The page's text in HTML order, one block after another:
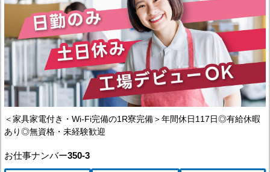
福島県
北海道エリア
北海道
甲信越・北陸エリア
石川県
福井県
長野県
山梨県
中国エリア
島根県
＜家具家電付き・Wi-Fi完備の1R寮完備＞年間休日117日◎有給休暇
あり◎無資格・未経験歓迎
お仕事ナンバー350-3